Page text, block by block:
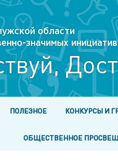
области
значимых
ПОЛЕЗНОЕ КОНКУРСЫ И
ОБЩЕСТВЕННОЕ